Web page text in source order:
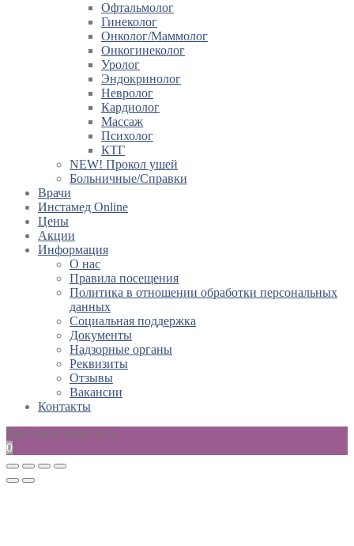
Офтальмолог
Гинеколог
Онколог/Маммолог
Онкогинеколог
Уролог
Эндокринолог
Невролог
Кардиолог
Массаж
Психолог
КТГ
NEW! Прокол ушей
Больничные/Справки
Врачи
Инстамед Online
Цены
Акции
Информация
О нас
Правила посещения
Политика в отношении обработки персональных
данных
Социальная поддержка
Документы
Надзорные органы
Реквизиты
Отзывы
Вакансии
Контакты
Ваш заказ пока пуст
0